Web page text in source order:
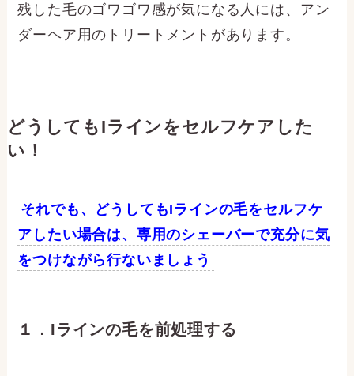
残した毛のゴワゴワ感が気になる人には、アン
ダーヘア用のトリートメントがあります。
どうしてもIラインをセルフケアした
い！
それでも、どうしてもIラインの毛をセルフケ
アしたい場合は、専用のシェーバーで充分に気
をつけながら行ないましょう
１．Iラインの毛を前処理する